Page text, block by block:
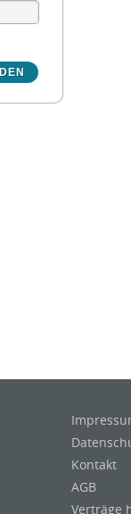
Kontakt
AGB
Verträge